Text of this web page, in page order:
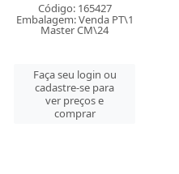
Código: 165427
Embalagem: Venda PT\1
Master CM\24
Faça seu login ou
cadastre-se para
ver preços e
comprar